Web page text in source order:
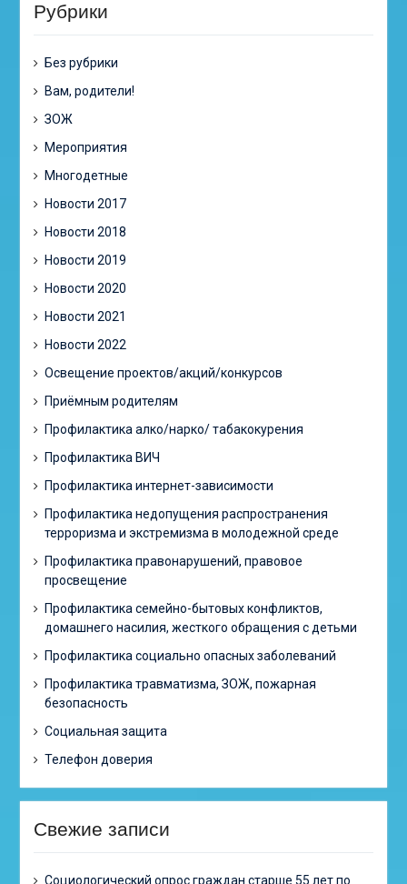
Рубрики
Без рубрики
Вам, родители!
ЗОЖ
Мероприятия
Многодетные
Новости 2017
Новости 2018
Новости 2019
Новости 2020
Новости 2021
Новости 2022
Освещение проектов/акций/конкурсов
Приёмным родителям
Профилактика алко/нарко/ табакокурения
Профилактика ВИЧ
Профилактика интернет-зависимости
Профилактика недопущения распространения
терроризма и экстремизма в молодежной среде
Профилактика правонарушений, правовое
просвещение
Профилактика семейно-бытовых конфликтов,
домашнего насилия, жесткого обращения с детьми
Профилактика социально опасных заболеваний
Профилактика травматизма, ЗОЖ, пожарная
безопасность
Социальная защита
Телефон доверия
Свежие записи
Cоциологический опрос граждан старше 55 лет по